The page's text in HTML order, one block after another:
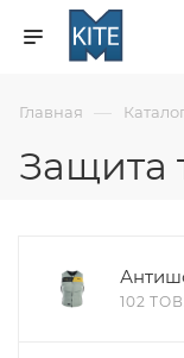
Главная —
Защита
102